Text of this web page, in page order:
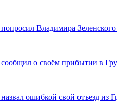
Владимира Зеленского
о своём прибытии в
ошибкой свой отъезд из